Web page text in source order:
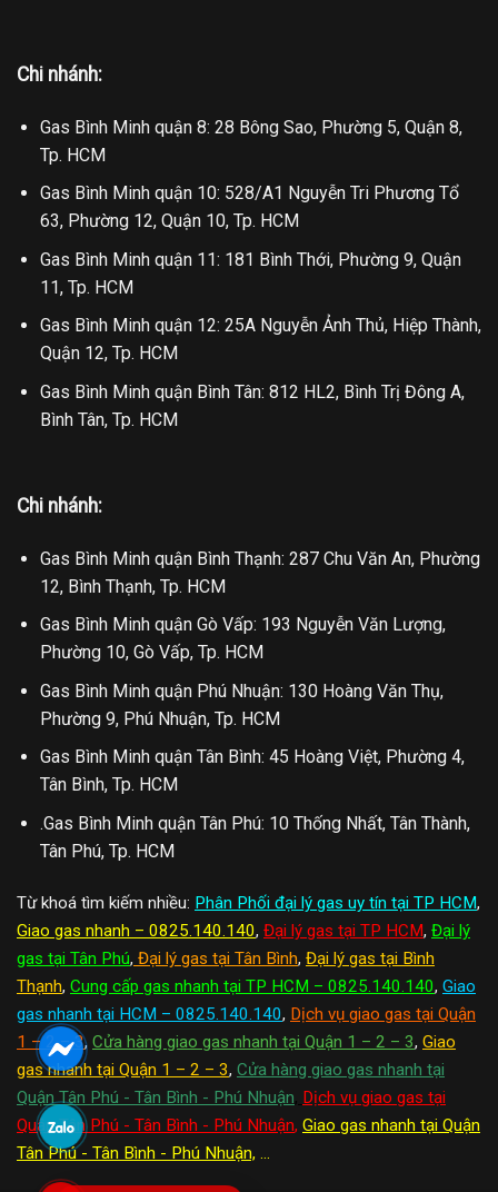
Chi nhánh:
Gas Bình Minh quận 8: 28 Bông Sao, Phường 5, Quận 8,
Tp. HCM
Gas Bình Minh quận 10: 528/A1 Nguyễn Tri Phương Tổ
63, Phường 12, Quận 10, Tp. HCM
Gas Bình Minh quận 11: 181 Bình Thới, Phường 9, Quận
11, Tp. HCM
Gas Bình Minh quận 12: 25A Nguyễn Ảnh Thủ, Hiệp Thành,
Quận 12, Tp. HCM
Gas Bình Minh quận Bình Tân: 812 HL2, Bình Trị Đông A,
Bình Tân, Tp. HCM
Chi nhánh:
Gas Bình Minh quận Bình Thạnh: 287 Chu Văn An, Phường
12, Bình Thạnh, Tp. HCM
Gas Bình Minh quận Gò Vấp: 193 Nguyễn Văn Lượng,
Phường 10, Gò Vấp, Tp. HCM
Gas Bình Minh quận Phú Nhuận: 130 Hoàng Văn Thụ,
Phường 9, Phú Nhuận, Tp. HCM
Gas Bình Minh quận Tân Bình: 45 Hoàng Việt, Phường 4,
Tân Bình, Tp. HCM
.Gas Bình Minh quận Tân Phú: 10 Thống Nhất, Tân Thành,
Tân Phú, Tp. HCM
Từ khoá tìm kiếm nhiều: Phân Phối đại lý gas uy tín tại TP HCM,
Giao gas nhanh – 0825.140.140, Đại lý gas tại TP HCM, Đại lý
gas tại Tân Phú, Đại lý gas tại Tân Bình, Đại lý gas tại Bình
Thạnh, Cung cấp gas nhanh tại TP HCM – 0825.140.140, Giao
gas nhanh tại HCM – 0825.140.140, Dịch vụ giao gas tại Quận
1 – 2 – 3, Cửa hàng giao gas nhanh tại Quận 1 – 2 – 3, Giao
gas nhanh tại Quận 1 – 2 – 3, Cửa hàng giao gas nhanh tại
Quận Tân Phú - Tân Bình - Phú Nhuận Dịch vụ giao gas tại
Quận Tân Phú - Tân Bình - Phú Nhuận, Giao gas nhanh tại Quận
Tân Phú - Tân Bình - Phú Nhuận, ...